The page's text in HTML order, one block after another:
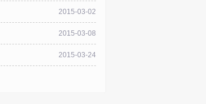
2015-03-02
2015-03-08
2015-03-24